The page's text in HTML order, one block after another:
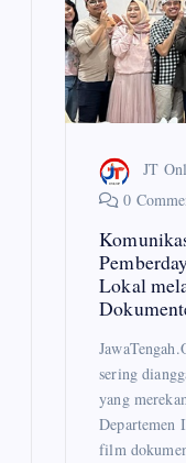
JT
0
Lokal
sering
yang
film